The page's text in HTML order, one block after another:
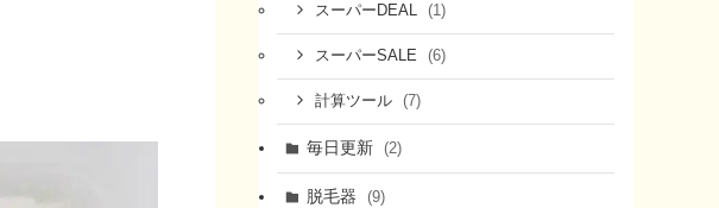
スーパーDEAL (1)
スーパーSALE (6)
計算ツール (7)
毎日更新 (2)
脱毛器 (9)